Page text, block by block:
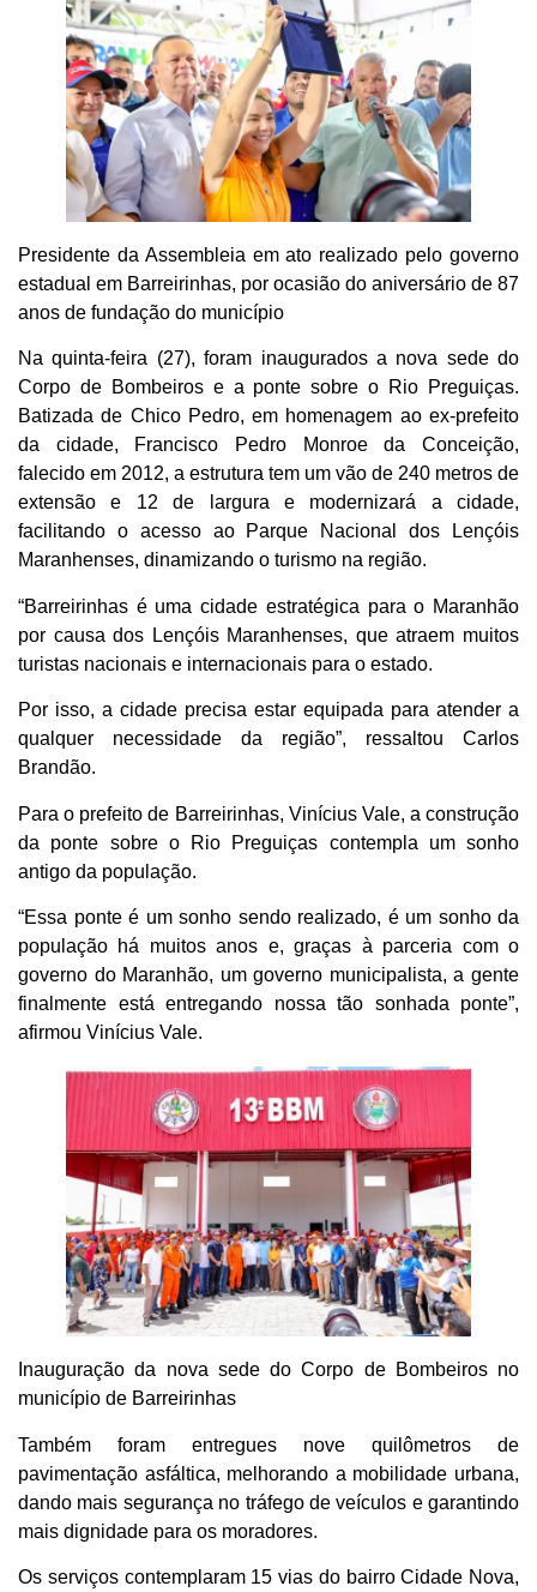
Presidente da Assembleia em ato realizado pelo governo
estadual em Barreirinhas, por ocasião do aniversário de 87
anos de fundação do município
Na quinta-feira (27), foram inaugurados a nova sede do
Corpo de Bombeiros e a ponte sobre o Rio Preguiças.
Batizada de Chico Pedro, em homenagem ao ex-prefeito
da cidade, Francisco Pedro Monroe da Conceição,
falecido em 2012, a estrutura tem um vão de 240 metros de
extensão e 12 de largura e modernizará a cidade,
facilitando o acesso ao Parque Nacional dos Lençóis
Maranhenses, dinamizando o turismo na região.
“Barreirinhas é uma cidade estratégica para o Maranhão
por causa dos Lençóis Maranhenses, que atraem muitos
turistas nacionais e internacionais para o estado.
Por isso, a cidade precisa estar equipada para atender a
qualquer necessidade da região”, ressaltou Carlos
Brandão.
Para o prefeito de Barreirinhas, Vinícius Vale, a construção
da ponte sobre o Rio Preguiças contempla um sonho
antigo da população.
“Essa ponte é um sonho sendo realizado, é um sonho da
população há muitos anos e, graças à parceria com o
governo do Maranhão, um governo municipalista, a gente
finalmente está entregando nossa tão sonhada ponte”,
afirmou Vinícius Vale.
Inauguração da nova sede do Corpo de Bombeiros no
município de Barreirinhas
Também foram entregues nove quilômetros de
pavimentação asfáltica, melhorando a mobilidade urbana,
dando mais segurança no tráfego de veículos e garantindo
mais dignidade para os moradores.
Os serviços contemplaram 15 vias do bairro Cidade Nova,